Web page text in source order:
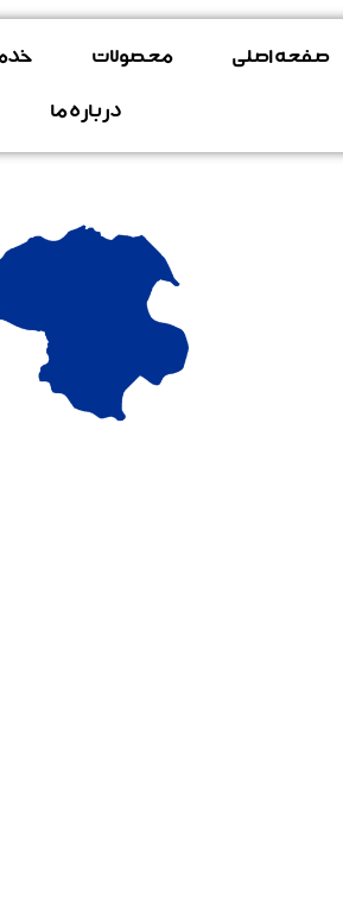
صفحه اصلی محصولات
درباره ما